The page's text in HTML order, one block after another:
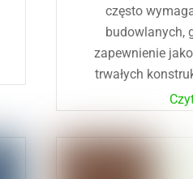
często
budowlanych,
zapewnienie
trwałych